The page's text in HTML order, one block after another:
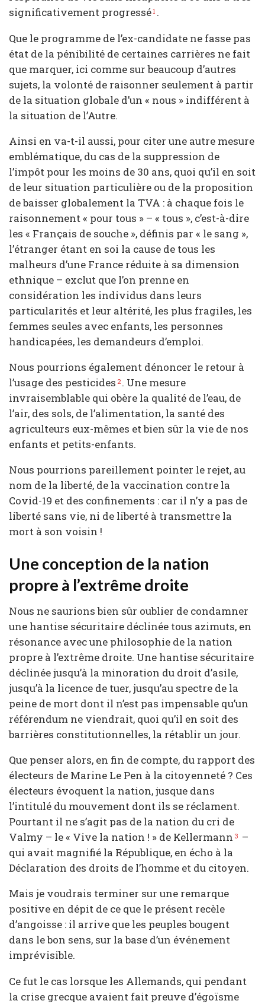
significativement progressé1 .
Que le programme de l’ex-candidate ne fasse pas
état de la pénibilité de certaines carrières ne fait
que marquer, ici comme sur beaucoup d’autres
sujets, la volonté de raisonner seulement à partir
de la situation globale d’un « nous » indifférent à
la situation de l’Autre.
Ainsi en va-t-il aussi, pour citer une autre mesure
emblématique, du cas de la suppression de
l’impôt pour les moins de 30 ans, quoi qu’il en soit
de leur situation particulière ou de la proposition
de baisser globalement la TVA : à chaque fois le
raisonnement « pour tous » – « tous », c’est-à-dire
les « Français de souche », définis par « le sang »,
l’étranger étant en soi la cause de tous les
malheurs d’une France réduite à sa dimension
ethnique – exclut que l’on prenne en
considération les individus dans leurs
particularités et leur altérité, les plus fragiles, les
femmes seules avec enfants, les personnes
handicapées, les demandeurs d’emploi.
Nous pourrions également dénoncer le retour à
l’usage des pesticides 2 . Une mesure
invraisemblable qui obère la qualité de l’eau, de
l’air, des sols, de l’alimentation, la santé des
agriculteurs eux-mêmes et bien sûr la vie de nos
enfants et petits-enfants.
Nous pourrions pareillement pointer le rejet, au
nom de la liberté, de la vaccination contre la
Covid-19 et des confinements : car il n’y a pas de
liberté sans vie, ni de liberté à transmettre la
mort à son voisin !
Une conception de la nation
propre à l’extrême droite
Nous ne saurions bien sûr oublier de condamner
une hantise sécuritaire déclinée tous azimuts, en
résonance avec une philosophie de la nation
propre à l’extrême droite. Une hantise sécuritaire
déclinée jusqu’à la minoration du droit d’asile,
jusqu’à la licence de tuer, jusqu’au spectre de la
peine de mort dont il n’est pas impensable qu’un
référendum ne viendrait, quoi qu’il en soit des
barrières constitutionnelles, la rétablir un jour.
Que penser alors, en fin de compte, du rapport des
électeurs de Marine Le Pen à la citoyenneté ? Ces
électeurs évoquent la nation, jusque dans
l’intitulé du mouvement dont ils se réclament.
Pourtant il ne s’agit pas de la nation du cri de
Valmy – le « Vive la nation ! » de Kellermann 3 –
qui avait magnifié la République, en écho à la
Déclaration des droits de l’homme et du citoyen.
Mais je voudrais terminer sur une remarque
positive en dépit de ce que le présent recèle
d’angoisse : il arrive que les peuples bougent
dans le bon sens, sur la base d’un événement
imprévisible.
Ce fut le cas lorsque les Allemands, qui pendant
la crise grecque avaient fait preuve d’égoïsme